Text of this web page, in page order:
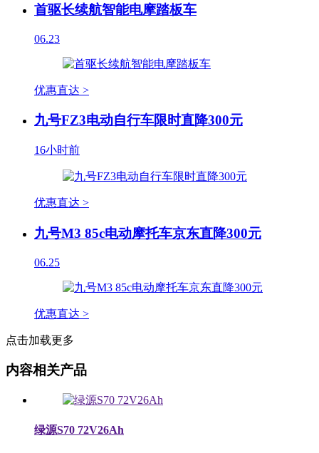
首驱长续航智能电摩踏板车
06.23
优惠直达 >
九号FZ3电动自行车限时直降300元
16小时前
优惠直达 >
九号M3 85c电动摩托车京东直降300元
06.25
优惠直达 >
点击加载更多
内容相关产品
绿源S70 72V26Ah